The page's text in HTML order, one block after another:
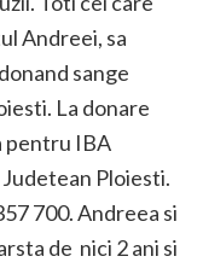
Andreei, sa
sange
La donare
pentru IBA
Ploiesti.
700. Andreea si
de nici 2 ani si